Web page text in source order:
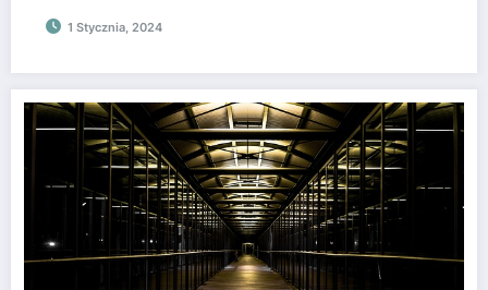
1 Stycznia, 2024